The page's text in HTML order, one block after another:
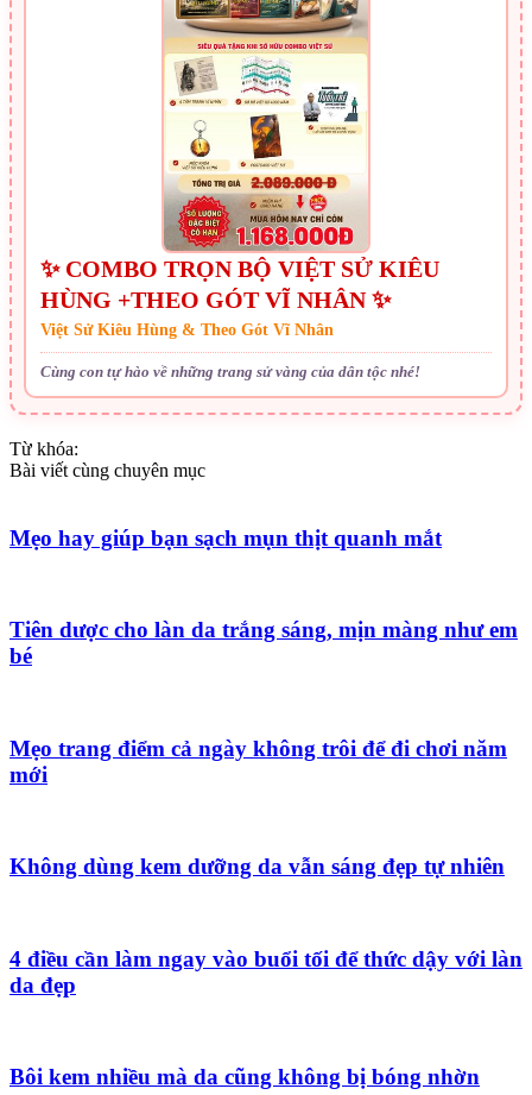
✨ COMBO TRỌN BỘ VIỆT SỬ KIÊU
HÙNG +THEO GÓT VĨ NHÂN ✨
Việt Sử Kiêu Hùng & Theo Gót Vĩ Nhân
Cùng con tự hào về những trang sử vàng của dân tộc nhé!
Từ khóa:
Bài viết cùng chuyên mục
Mẹo hay giúp bạn sạch mụn thịt quanh mắt
Tiên dược cho làn da trắng sáng, mịn màng như em
bé
Mẹo trang điểm cả ngày không trôi để đi chơi năm
mới
Không dùng kem dưỡng da vẫn sáng đẹp tự nhiên
4 điều cần làm ngay vào buổi tối để thức dậy với làn
da đẹp
Bôi kem nhiều mà da cũng không bị bóng nhờn